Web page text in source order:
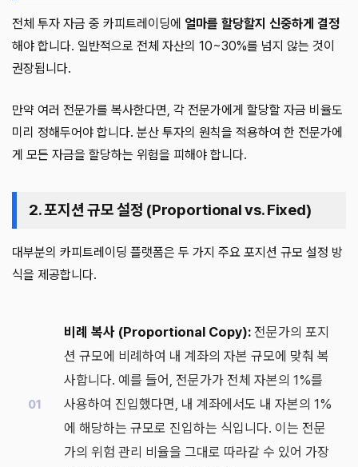
전체 투자 자금 중 카피트레이딩에 얼마를 할당할지 신중하게 결정
해야 합니다. 일반적으로 전체 자산의 10~30%를 넘지 않는 것이
권장됩니다.
만약 여러 전문가를 복사한다면, 각 전문가에게 할당할 자금 비율도
미리 정해두어야 합니다. 분산 투자의 원칙을 적용하여 한 전문가에
게 모든 자금을 할당하는 위험을 피해야 합니다.
2. 포지션 규모 설정 (Proportional vs. Fixed)
대부분의 카피트레이딩 플랫폼은 두 가지 주요 포지션 규모 설정 방
식을 제공합니다.
비례 복사 (Proportional Copy): 전문가의 포지
션 규모에 비례하여 내 계좌의 자본 규모에 맞춰 복
사합니다. 예를 들어, 전문가가 전체 자본의 1%를
사용하여 진입했다면, 내 계좌에서도 내 자본의 1%
에 해당하는 규모로 진입하는 식입니다. 이는 전문
가의 위험 관리 비율을 그대로 따라갈 수 있어 가장